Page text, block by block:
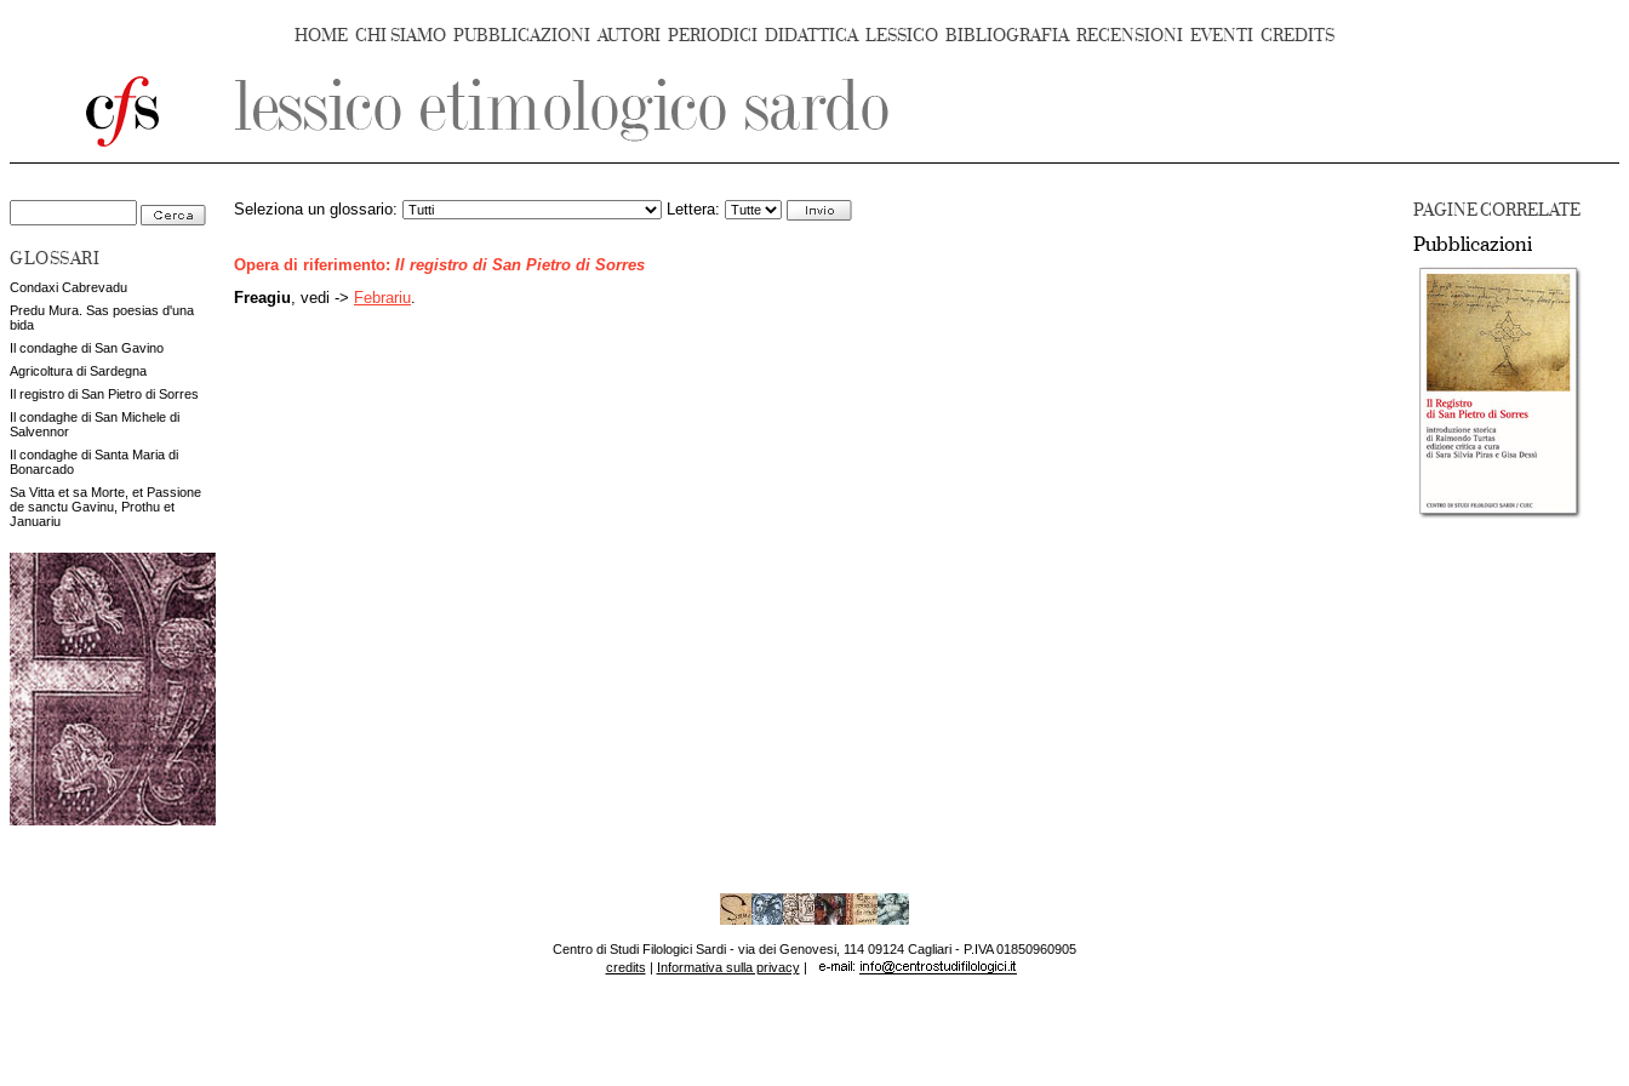
HOME CHI SIAMO PUBBLICAZIONI AUTORI PERIODICI DIDATTICA LESSICO BIBLIOGRAFIA RECENSIONI EVENTI CREDITS
GLOSSARI
Condaxi Cabrevadu
Predu Mura. Sas poesias d'una
bida
Il condaghe di San Gavino
Agricoltura di Sardegna
Il registro di San Pietro di Sorres
Il condaghe di San Michele di
Salvennor
Il condaghe di Santa Maria di
Bonarcado
Sa Vitta et sa Morte, et Passione
de sanctu Gavinu, Prothu et
Januariu
PAGINE CORRELATE
Pubblicazioni
Seleziona un glossario: Lettera:
Opera di riferimento: Il registro di San Pietro di Sorres
Freagiu , vedi -> Febrariu
Centro di Studi Filologici Sardi - via dei Genovesi, 114 09124 Cagliari - P.IVA 01850960905
credits | Informativa sulla privacy|